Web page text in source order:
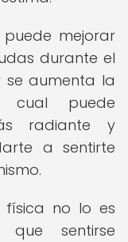
puede mejorar
durante el
se aumenta la
cual puede
radiante y
a sentirte
física no lo es
sentirse